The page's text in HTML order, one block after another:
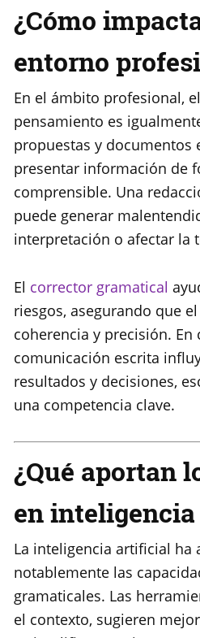
¿Cómo
entorno
En el ámbito profesional,
pensamiento es
propuestas y documentos
presentar información de
comprensible. Una
puede generar
interpretación o afectar la
El corrector gramatical
riesgos, asegurando que
coherencia y precisión.
comunicación escrita
resultados y decisiones,
una competencia clave.
¿Qué aportan
en
La inteligencia artificial ha
notablemente las
gramaticales. Las
el contexto, sugieren